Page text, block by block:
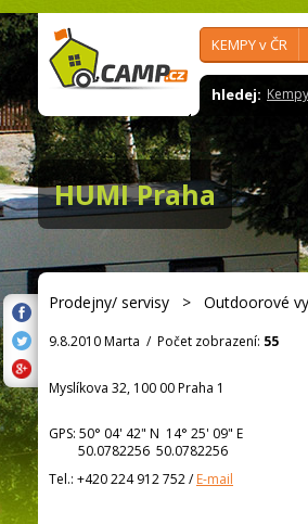
KEMPY v ČR
hledej:
HUMI Praha
Prodejny/ servisy > Outdoorové
9.8.2010 Marta / Počet zobrazení: 55
Myslíkova 32, 100 00 Praha 1
GPS: 50° 04' 42" N 14° 25' 09" E
50.0782256 50.0782256
Tel.: +420 224 912 752/E-mail